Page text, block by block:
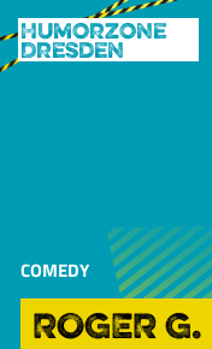
Humorzone
Dresden
COMEDY
ROGER G.